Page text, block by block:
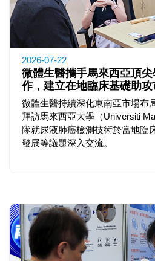
2026-07-22
微體生醫攜手馬來西亞頂
作，建立在地臨床基礎助
微體生醫持續深化東南亞市場布
拜訪馬來西亞大學（Universiti
隊就尿液肺癌檢測技術於當地臨
發展等議題深入交流。